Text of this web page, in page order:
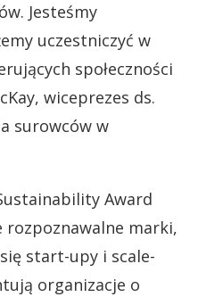
Jesteśmy
uczestniczyć w
społeczności
wiceprezes ds.
surowców w
Award
rozpoznawalne marki,
start-upy i scale-
organizacje o